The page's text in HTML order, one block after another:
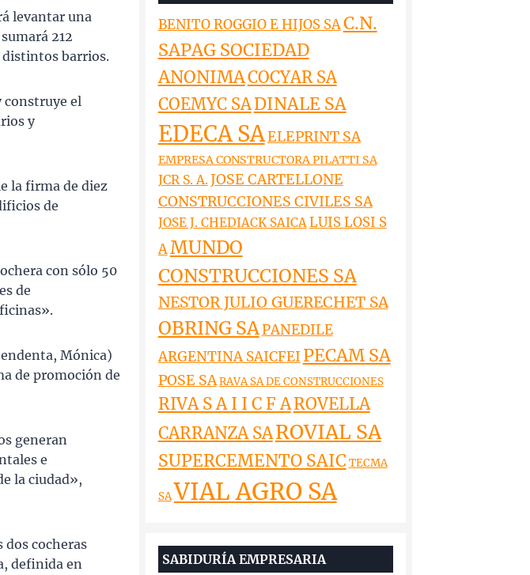
levantar una
212
distintos barrios.
construye el
y
la firma de diez
de
con sólo 50
de
Mónica)
de promoción de
generan
e
la ciudad»,
cocheras
definida en
BENITO ROGGIO E HIJOS SAC.N.
SAPAG SOCIEDAD
ANONIMACOCYAR SA
COEMYC SADINALE SA
EDECA SAELEPRINT SA
EMPRESA CONSTRUCTORA PILATTI SA
JCR S. A.JOSE CARTELLONE
CONSTRUCCIONES CIVILES SA
JOSE J. CHEDIACK SAICALUIS LOSI S
AMUNDO
CONSTRUCCIONES SA
NESTOR JULIO GUERECHET SA
OBRING SAPANEDILE
ARGENTINA SAICFEI PECAM SA
POSE SARAVA SA DE CONSTRUCCIONES
RIVA S A I I C F AROVELLA
CARRANZA SAROVIAL SA
SUPERCEMENTO SAIC TECMA
SAVIAL AGRO SA
SABIDURÍA EMPRESARIA